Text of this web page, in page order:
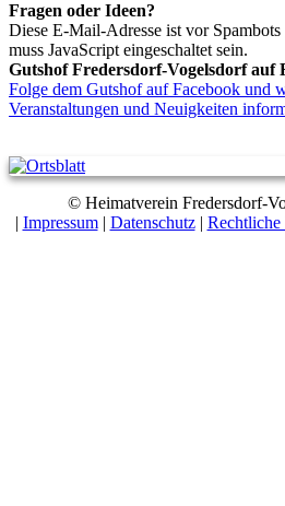
Fragen oder Ideen?
Diese E-Mail-Adresse ist vor
muss JavaScript eingeschaltet sein.
Gutshof Fredersdorf-Vogelsdorf auf
Folge dem Gutshof auf Facebook und
Veranstaltungen und Neuigkeiten
© Heimatverein Fredersdorf-
| Impressum| Datenschutz|